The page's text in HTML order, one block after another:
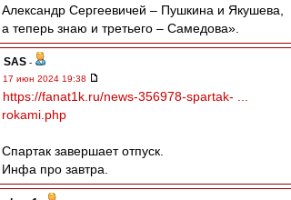
Александр Сергеевичей – Пушкина и Якушева,
а теперь знаю и третьего – Самедова».
SAS -
17 июн 2024 19:38
https://fanat1k.ru/news-356978-spartak- ...
rokami.php
Спартак завершает отпуск.
Инфа про завтра.